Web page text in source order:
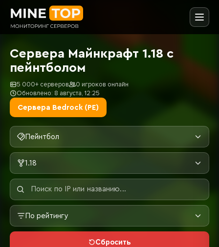
Сервера Майнкрафт 1.18 с
пейнтболом
5 000+ серверов
0 игроков онлайн
Обновлено: 8 августа, 12:25
Сервера Bedrock (PE)
Пейнтбол
1.18
По рейтингу
Сбросить